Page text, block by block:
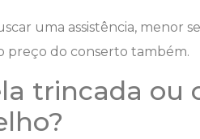
uma assistência, menor
preço do conserto também.
trincada ou